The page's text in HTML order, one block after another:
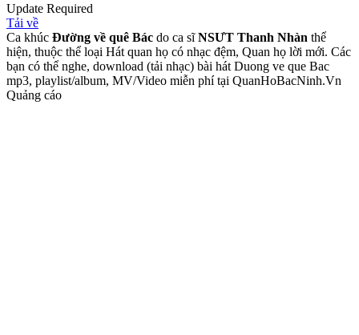
Update Required
Tải về
Ca khúc Đường về quê Bác do ca sĩNSƯT Thanh Nhàn thể
hiện, thuộc thể loại Hát quan họ có nhạc đệm, Quan họ lời mới. Các
bạn có thể nghe, download (tải nhạc) bài hát Duong ve que Bac
mp3, playlist/album, MV/Video miễn phí tại QuanHoBacNinh.Vn
Quảng cáo